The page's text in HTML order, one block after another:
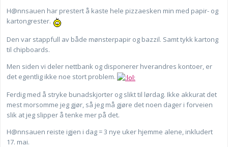
H@nnsauen har prestert å kaste hele pizzaesken min med papir- og
kartongrester.
Den var stappfull av både mønsterpapir og bazzil. Samt tykk kartong
til chipboards.
Men siden vi deler nettbank og disponerer hverandres kontoer, er
det egentlig ikke noe stort problem.
Ferdig med å stryke bunadskjorter og slikt til lørdag. Ikke akkurat det
mest morsomme jeg gjør, så jeg må gjøre det noen dager i forveien
slik at jeg slipper å tenke mer på det.
H@nnsauen reiste igjen i dag = 3 nye uker hjemme alene, inkludert
17. mai.